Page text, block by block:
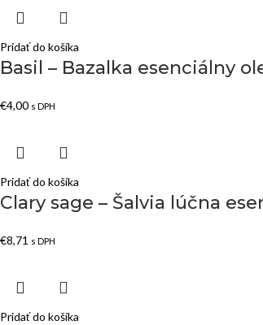
Pridať do košíka
Basil – Bazalka esenciálny
€4,00 s DPH
Pridať do košíka
Clary sage – Šalvia lúčna
€8,71 s DPH
Pridať do košíka